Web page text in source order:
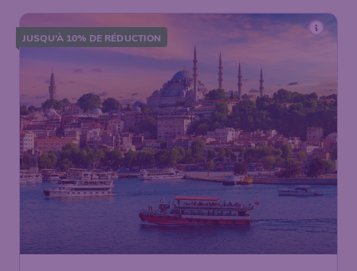
JUSQU’À 10% DE RÉDUCTION